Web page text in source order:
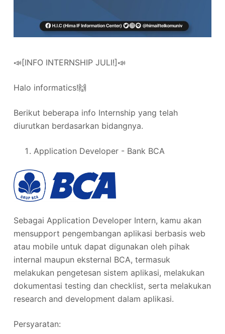
📣[INFO INTERNSHIP JULI!]📣
Halo informatics!🙌
Berikut beberapa info Internship yang telah
diurutkan berdasarkan bidangnya.
Application Developer - Bank BCA
Sebagai Application Developer Intern, kamu akan
mensupport pengembangan aplikasi berbasis web
atau mobile untuk dapat digunakan oleh pihak
internal maupun eksternal BCA, termasuk
melakukan pengetesan sistem aplikasi, melakukan
dokumentasi testing dan checklist, serta melakukan
research and development dalam aplikasi.
Persyaratan: